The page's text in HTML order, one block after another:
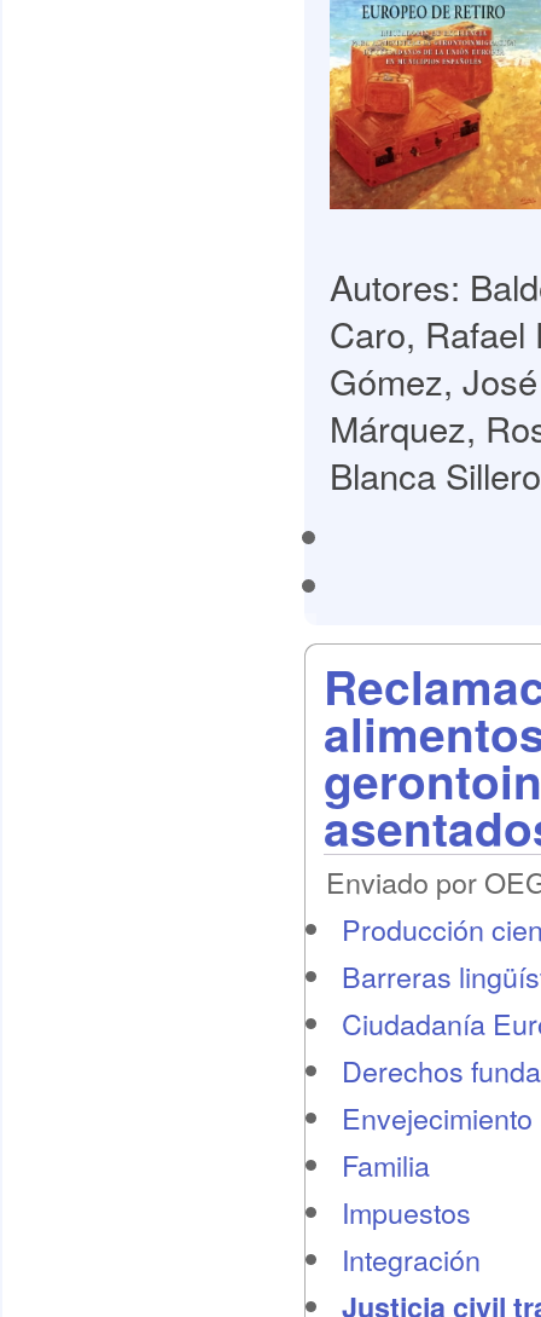
Autores:
Caro, Rafael
Gómez,
Márquez,
Blanca
Enviado por
Producción
Barreras
Ciudadanía
Derechos
Familia
Impuestos
Integración
Justicia civil